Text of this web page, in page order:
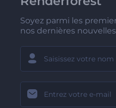
Soyez parmi les
nos dernières